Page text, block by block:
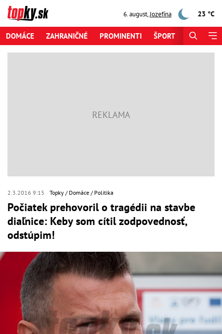
6. august,Jozefína 23 °C
DOMÁCE ZAHRANIČNÉ PROMINENTI ŠPORT
2.3.2016 9:15 Topky Domáce Politika
Počiatek prehovoril o tragédii na stavbe
diaľnice: Keby som cítil zodpovednosť,
odstúpim!